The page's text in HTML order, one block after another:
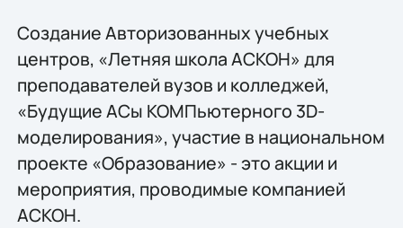
Создание Авторизованных учебных
центров, «Летняя школа АСКОН» для
преподавателей вузов и колледжей,
«Будущие АСы КОМПьютерного 3D-
моделирования», участие в национальном
проекте «Образование» - это акции и
мероприятия, проводимые компанией
АСКОН.